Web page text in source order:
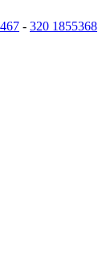
- 320 1855368